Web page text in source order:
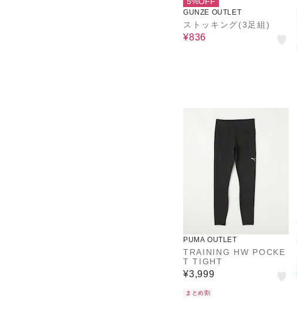
GUNZE OUTLET
ストッキング(3足組)
¥836
PUMA OUTLET
TRAINING HW POCKE
T TIGHT
¥3,999
まとめ割